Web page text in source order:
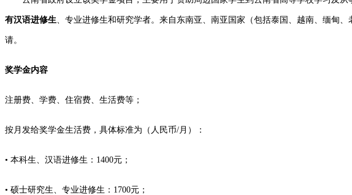
有汉语进修生 、专业进修生和研究学者。来自东南亚、南亚国家（包括泰国、越南、缅甸
请。
奖学金内容
注册费、学费、住宿费、生活费等；
按月发给奖学金生活费，具体标准为（人民币/月）：
• 本科生、汉语进修生：1400元；
• 硕士研究生、专业进修生：1700元；